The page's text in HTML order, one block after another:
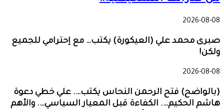
2026-08-08
صبرى محمد علي (العيكورة) يكتب… مع إحترامي للجميع
ولكن!
2026-08-08
(بالواضح) فتح الرحمن النحاس يكتب…. علي خطي دعوة
هاشم الحكيم…. الكفاءة قبل المعيار السياسي…. والأهم